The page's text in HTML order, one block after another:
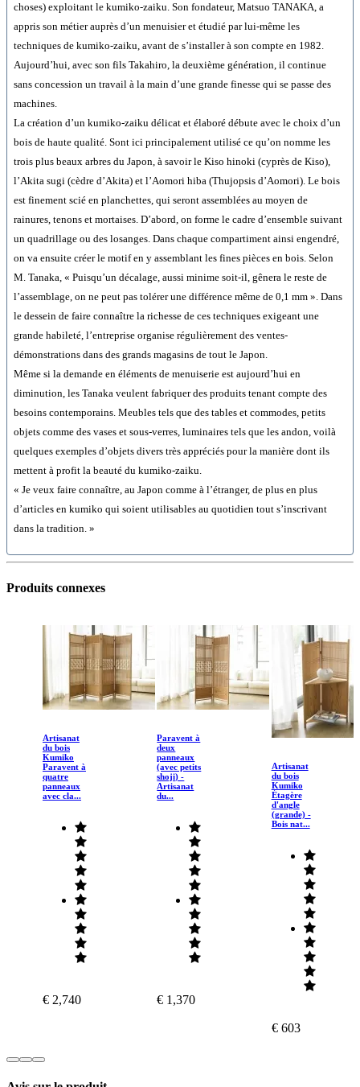
choses) exploitant le kumiko-zaiku. Son fondateur, Matsuo TANAKA, a
appris son métier auprès d’un menuisier et étudié par lui-même les
techniques de kumiko-zaiku, avant de s’installer à son compte en 1982.
Aujourd’hui, avec son fils Takahiro, la deuxième génération, il continue
sans concession un travail à la main d’une grande finesse qui se passe des
machines.
La création d’un kumiko-zaiku délicat et élaboré débute avec le choix d’un
bois de haute qualité. Sont ici principalement utilisé ce qu’on nomme les
trois plus beaux arbres du Japon, à savoir le Kiso hinoki (cyprès de Kiso),
l’Akita sugi (cèdre d’Akita) et l’Aomori hiba (Thujopsis d’Aomori). Le bois
est finement scié en planchettes, qui seront assemblées au moyen de
rainures, tenons et mortaises. D’abord, on forme le cadre d’ensemble suivant
un quadrillage ou des losanges. Dans chaque compartiment ainsi engendré,
on va ensuite créer le motif en y assemblant les fines pièces en bois. Selon
M. Tanaka, « Puisqu’un décalage, aussi minime soit-il, gênera le reste de
l’assemblage, on ne peut pas tolérer une différence même de 0,1 mm ». Dans
le dessein de faire connaître la richesse de ces techniques exigeant une
grande habileté, l’entreprise organise régulièrement des ventes-
démonstrations dans des grands magasins de tout le Japon.
Même si la demande en éléments de menuiserie est aujourd’hui en
diminution, les Tanaka veulent fabriquer des produits tenant compte des
besoins contemporains. Meubles tels que des tables et commodes, petits
objets comme des vases et sous-verres, luminaires tels que les andon, voilà
quelques exemples d’objets divers très appréciés pour la manière dont ils
mettent à profit la beauté du kumiko-zaiku.
« Je veux faire connaître, au Japon comme à l’étranger, de plus en plus
d’articles en kumiko qui soient utilisables au quotidien tout s’inscrivant
dans la tradition. »
Produits connexes
Artisanat
du bois
Kumiko
Paravent à
quatre
panneaux
avec cla...
€ 2,740
Paravent à
deux
panneaux
(avec petits
shoji) -
Artisanat
du...
€ 1,370
Artisanat
du bois
Kumiko
Étagère
d'angle
(grande) -
Bois nat...
€ 603